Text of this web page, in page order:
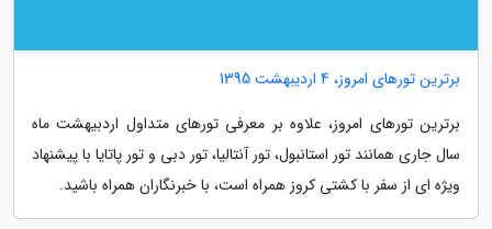
برترین تورهای امروز، 4 اردیبهشت 1395
برترین تورهای امروز، علاوه بر معرفی تورهای متداول اردبیهشت ماه
سال جاری همانند تور استانبول، تور آنتالیا، تور دبی و تور پاتایا با پیشنهاد
ویژه ای از سفر با کشتی کروز همراه است، با خبرنگاران همراه باشید.